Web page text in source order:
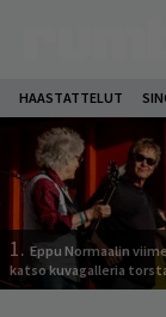
HAASTATTELUT
1. Eppu Normaalin
katso kuvagalleria